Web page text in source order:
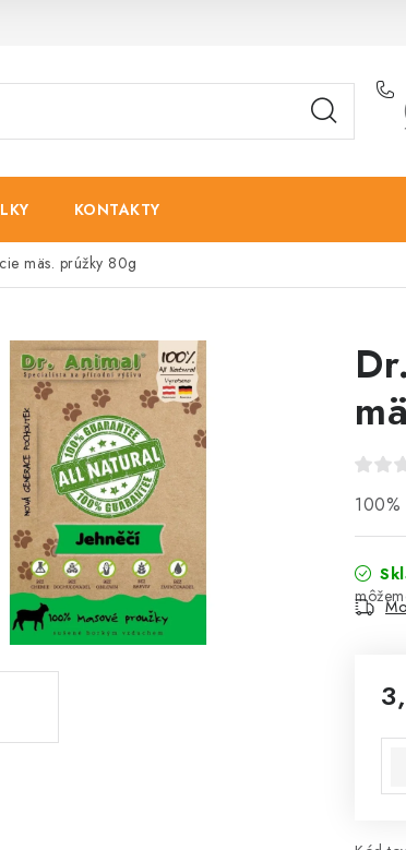
KONTAKTY
mäs. prúžky 80g